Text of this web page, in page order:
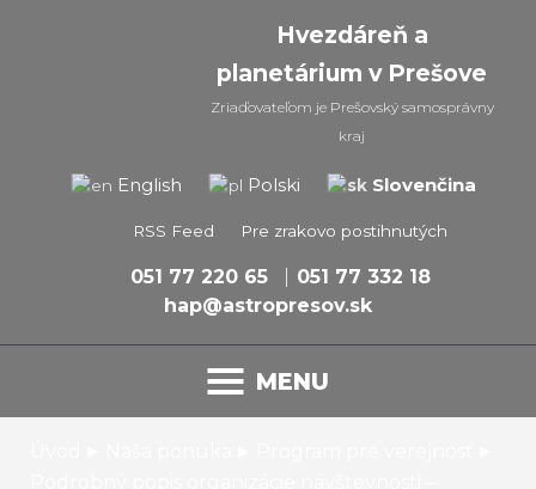
Hvezdáreň a
planetárium v Prešove
Zriaďovateľom je Prešovský samosprávny
kraj
English Polski Slovenčina
Pre zrakovo postihnutých
RSS Feed
051 77 220 65
051 77 332 18
hap@astropresov.sk
MENU